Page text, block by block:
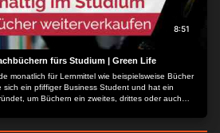
8:51
fürs Studium | Green Life
monatlich für Lernmittel wie beispielsweise Bücher
sich ein pfiffiger Business Student und hat ein
um Büchern ein zweites, drittes oder auch